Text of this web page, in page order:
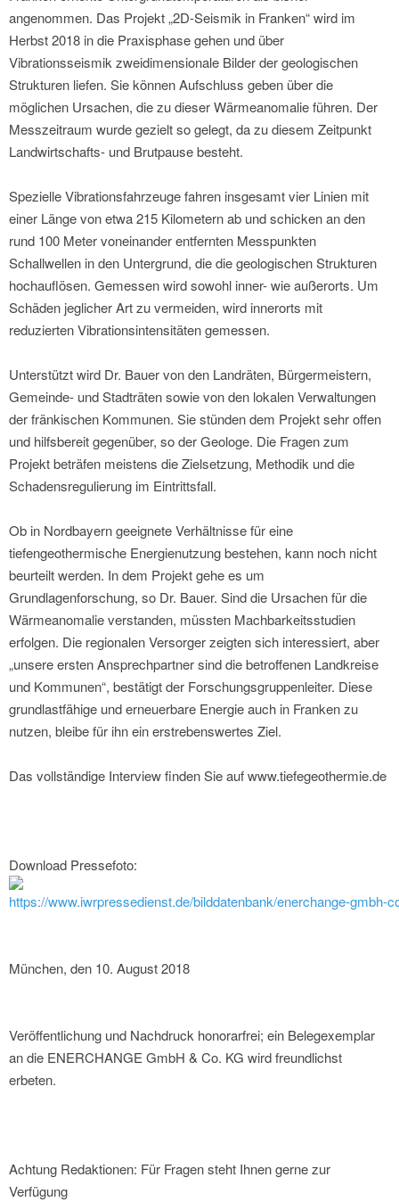
angenommen. Das Projekt „2D-Seismik in Franken“ wird im
Herbst 2018 in die Praxisphase gehen und über
Vibrationsseismik zweidimensionale Bilder der geologischen
Strukturen liefen. Sie können Aufschluss geben über die
möglichen Ursachen, die zu dieser Wärmeanomalie führen. Der
Messzeitraum wurde gezielt so gelegt, da zu diesem Zeitpunkt
Landwirtschafts- und Brutpause besteht.
Spezielle Vibrationsfahrzeuge fahren insgesamt vier Linien mit
einer Länge von etwa 215 Kilometern ab und schicken an den
rund 100 Meter voneinander entfernten Messpunkten
Schallwellen in den Untergrund, die die geologischen Strukturen
hochauflösen. Gemessen wird sowohl inner- wie außerorts. Um
Schäden jeglicher Art zu vermeiden, wird innerorts mit
reduzierten Vibrationsintensitäten gemessen.
Unterstützt wird Dr. Bauer von den Landräten, Bürgermeistern,
Gemeinde- und Stadträten sowie von den lokalen Verwaltungen
der fränkischen Kommunen. Sie stünden dem Projekt sehr offen
und hilfsbereit gegenüber, so der Geologe. Die Fragen zum
Projekt beträfen meistens die Zielsetzung, Methodik und die
Schadensregulierung im Eintrittsfall.
Ob in Nordbayern geeignete Verhältnisse für eine
tiefengeothermische Energienutzung bestehen, kann noch nicht
beurteilt werden. In dem Projekt gehe es um
Grundlagenforschung, so Dr. Bauer. Sind die Ursachen für die
Wärmeanomalie verstanden, müssten Machbarkeitsstudien
erfolgen. Die regionalen Versorger zeigten sich interessiert, aber
„unsere ersten Ansprechpartner sind die betroffenen Landkreise
und Kommunen“, bestätigt der Forschungsgruppenleiter. Diese
grundlastfähige und erneuerbare Energie auch in Franken zu
nutzen, bleibe für ihn ein erstrebenswertes Ziel.
Das vollständige Interview finden Sie auf www.tiefegeothermie.de
Download Pressefoto:
https://www.iwrpressedienst.de/bilddatenbank/enerchange-gmbh-
München, den 10. August 2018
Veröffentlichung und Nachdruck honorarfrei; ein Belegexemplar
an die ENERCHANGE GmbH & Co. KG wird freundlichst
erbeten.
Achtung Redaktionen: Für Fragen steht Ihnen gerne zur
Verfügung